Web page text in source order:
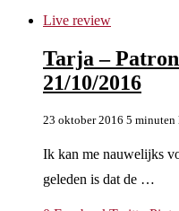
Live review
Tarja –
21/10/2016
23 oktober 2016 5 minuten
Ik kan me nauwelijks
geleden is dat de …